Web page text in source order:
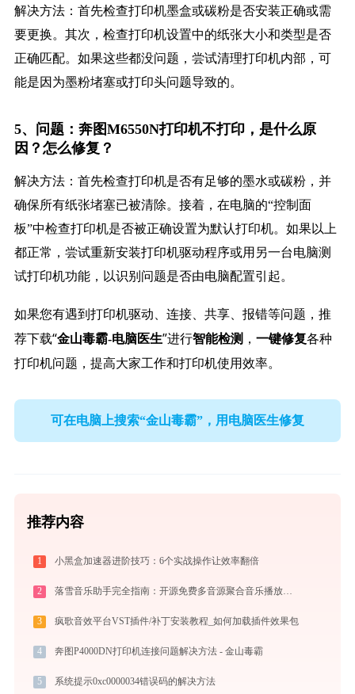
解决方法：首先检查打印机墨盒或碳粉是否安装正确或需
要更换。其次，检查打印机设置中的纸张大小和类型是否
正确匹配。如果这些都没问题，尝试清理打印机内部，可
能是因为墨粉堵塞或打印头问题导致的。
5、问题：奔图M6550N打印机不打印，是什么原
因？怎么修复？
解决方法：首先检查打印机是否有足够的墨水或碳粉，并
确保所有纸张堵塞已被清除。接着，在电脑的“控制面
板”中检查打印机是否被正确设置为默认打印机。如果以上
都正常，尝试重新安装打印机驱动程序或用另一台电脑测
试打印机功能，以识别问题是否由电脑配置引起。
如果您有遇到打印机驱动、连接、共享、报错等问题，推
荐下载“金山毒霸-电脑医生”进行智能检测， 一键修复各种
打印机问题，提高大家工作和打印机使用效率。
可在电脑上搜索“金山毒霸”，用电脑医生修复
推荐内容
1 小黑盒加速器进阶技巧：6个实战操作让效率翻倍
2 落雪音乐助手完全指南：开源免费多音源聚合音乐播放器的安装、配置与使用技巧（2026最新）
3 疯歌音效平台VST插件/补丁安装教程_如何加载插件效果包
4 奔图P4000DN打印机连接问题解决方法 - 金山毒霸
5 系统提示0xc0000034错误码的解决方法